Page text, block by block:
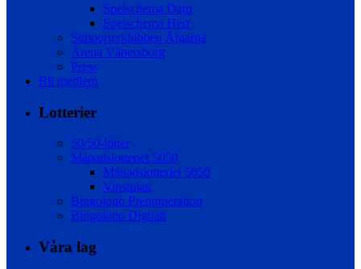
Spelschema Dam
Spelschema Herr
Supporterklubben Älgarna
Arena Vänersborg
Press
Bli medlem
Lotterier
50/50-lotter
Månadslotteriet 5050
Månadslotteriet 5050
Vinstplan
Bingolotto Prenumeration
Bingolotto Digitalt
Våra lag